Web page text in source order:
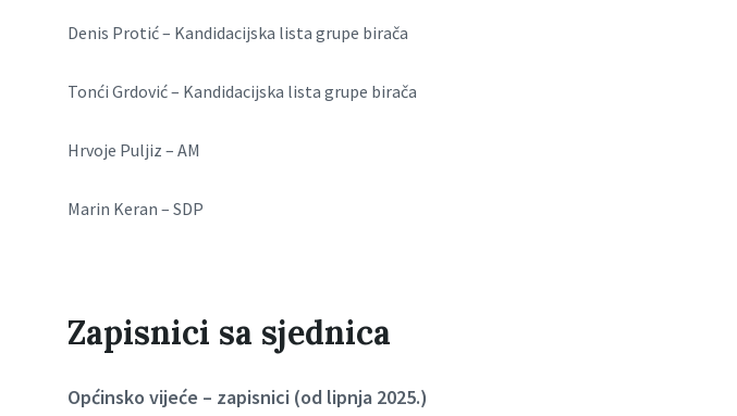
Denis Protić – Kandidacijska lista grupe birača
Tonći Grdović – Kandidacijska lista grupe birača
Hrvoje Puljiz – AM
Marin Keran – SDP
Zapisnici sa sjednica
Općinsko vijeće – zapisnici (od lipnja 2025.)